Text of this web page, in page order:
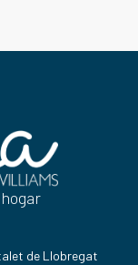
de Llobregat